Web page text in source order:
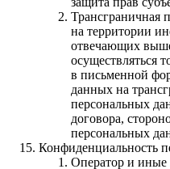
Трансграничная
на территории
отвечающих
осуществляться
в письменной
данных на
персональных
договора,
персональных
Конфиденциальность
Оператор и иные